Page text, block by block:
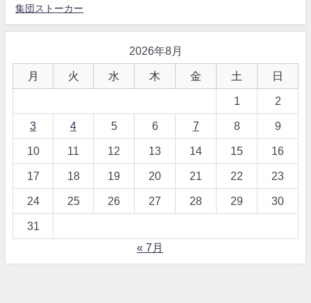
集団ストーカー
2026年8月
月 火 水 木 金 土 日
1 2
3 4 5 6 7 8 9
10 11 12 13 14 15 16
17 18 19 20 21 22 23
24 25 26 27 28 29 30
31
« 7月